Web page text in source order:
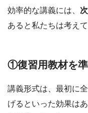
効率的な講義には、
あると私たちは考えて
①復習用教材を
講義形式は、最初に
げるといった効果はあ